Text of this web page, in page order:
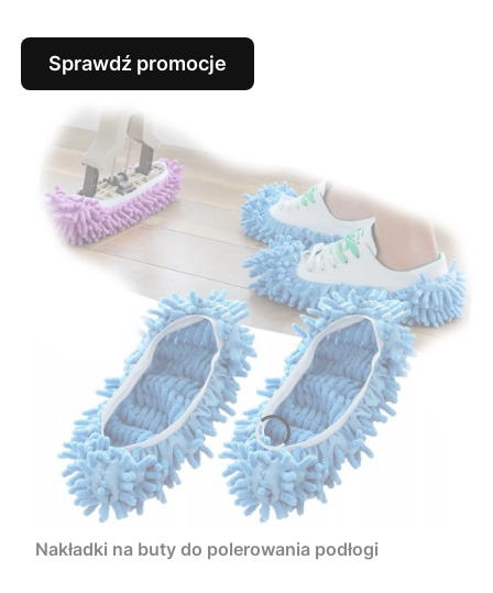
Sprawdź promocje
Nakładki na buty do polerowania podłogi